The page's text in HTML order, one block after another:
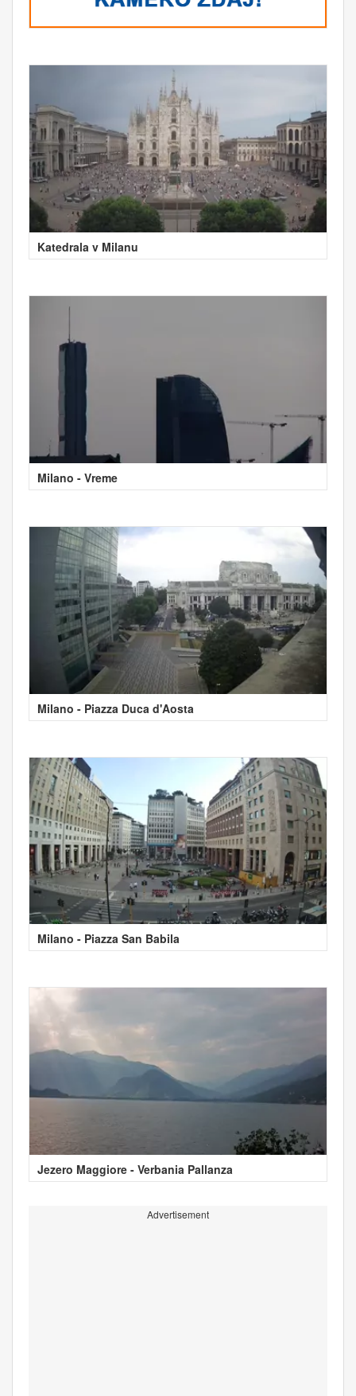
Katedrala v Milanu
Milano - Vreme
Milano - Piazza Duca d'Aosta
Milano - Piazza San Babila
Jezero Maggiore - Verbania Pallanza
Advertisement